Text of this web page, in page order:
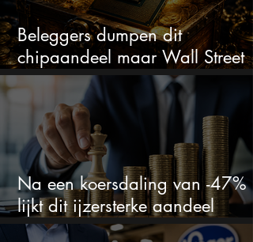
Beleggers dumpen dit
chipaandeel maar Wall Street
ziet een zeldzame koopkans
Na een koersdaling van -47%
lijkt dit ijzersterke aandeel
aantrekkelijker dan ooit